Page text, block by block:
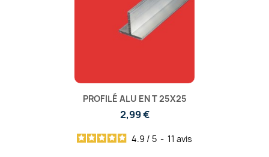
PROFILÉ ALU EN T 25X25
2,99 €
4.9 / 5 - 11 avis